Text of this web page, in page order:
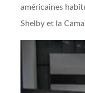
américaines
Shelby et la